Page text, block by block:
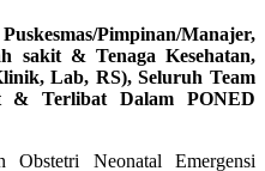
Pimpinan/Manajer,
sakit & Tenaga Kesehatan,
Lab, RS), Seluruh Team
& Terlibat Dalam PONED
Obstetri Neonatal Emergensi